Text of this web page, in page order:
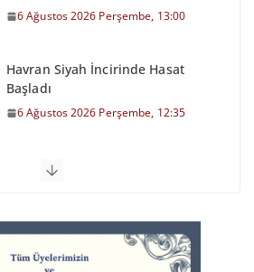
6 Ağustos 2026 Perşembe, 13:00
Havran Siyah İncirinde Hasat
Başladı
6 Ağustos 2026 Perşembe, 12:35
Otomobil Şarampole Devrildi
Balıkesirspor Sevdası İçin
Memleket Tek Yürek